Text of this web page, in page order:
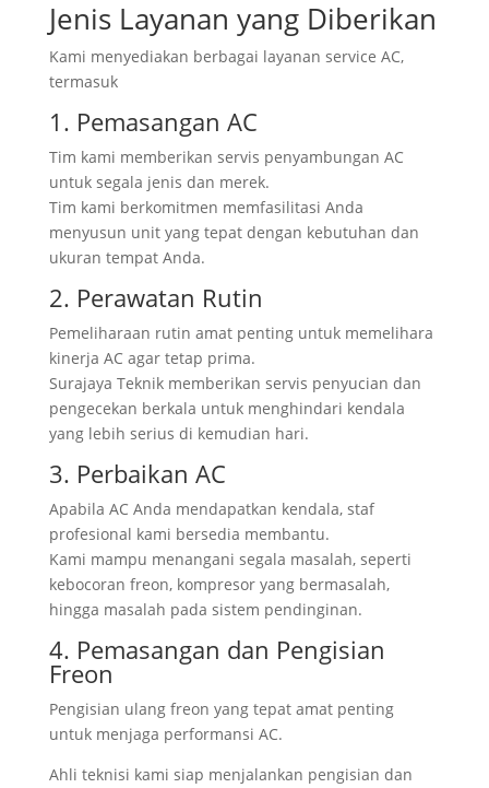
Jenis Layanan yang Diberikan
Kami menyediakan berbagai layanan service AC,
termasuk
1. Pemasangan AC
Tim kami memberikan servis penyambungan AC
untuk segala jenis dan merek.
Tim kami berkomitmen memfasilitasi Anda
menyusun unit yang tepat dengan kebutuhan dan
ukuran tempat Anda.
2. Perawatan Rutin
Pemeliharaan rutin amat penting untuk memelihara
kinerja AC agar tetap prima.
Surajaya Teknik memberikan servis penyucian dan
pengecekan berkala untuk menghindari kendala
yang lebih serius di kemudian hari.
3. Perbaikan AC
Apabila AC Anda mendapatkan kendala, staf
profesional kami bersedia membantu.
Kami mampu menangani segala masalah, seperti
kebocoran freon, kompresor yang bermasalah,
hingga masalah pada sistem pendinginan.
4. Pemasangan dan Pengisian
Freon
Pengisian ulang freon yang tepat amat penting
untuk menjaga performansi AC.
Ahli teknisi kami siap menjalankan pengisian dan